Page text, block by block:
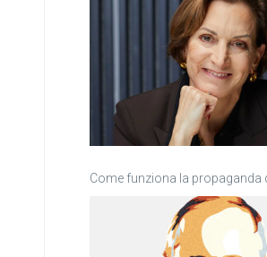
Come funziona la propaganda